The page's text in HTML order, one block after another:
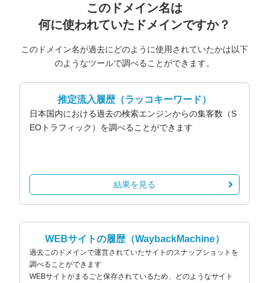
このドメイン名は
何に使われていたドメインですか？
このドメイン名が過去にどのように使用されていたかは以下
のようなツールで調べることができます。
推定流入履歴（ラッコキーワード）
日本国内における過去の検索エンジンからの集客数（S
EOトラフィック）を調べることができます
結果を見る
WEBサイトの履歴（WaybackMachine）
過去このドメインで運営されていたサイトのスナップショットを
調べることができます
WEBサイトがまるごと保存されているため、どのようなサイト